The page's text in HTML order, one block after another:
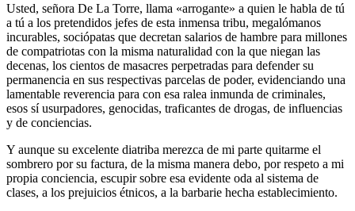
Usted, señora De La Torre, llama «arrogante» a quien le habla de tú
a tú a los pretendidos jefes de esta inmensa tribu, megalómanos
incurables, sociópatas que decretan salarios de hambre para millones
de compatriotas con la misma naturalidad con la que niegan las
decenas, los cientos de masacres perpetradas para defender su
permanencia en sus respectivas parcelas de poder, evidenciando una
lamentable reverencia para con esa ralea inmunda de criminales,
esos sí usurpadores, genocidas, traficantes de drogas, de influencias
y de conciencias.
Y aunque su excelente diatriba merezca de mi parte quitarme el
sombrero por su factura, de la misma manera debo, por respeto a mi
propia conciencia, escupir sobre esa evidente oda al sistema de
clases, a los prejuicios étnicos, a la barbarie hecha establecimiento.